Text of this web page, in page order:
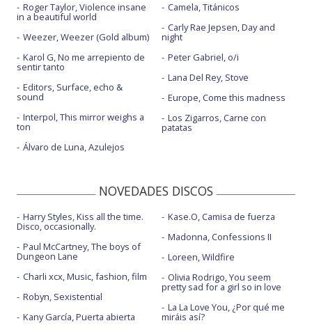
Roger Taylor, Violence insane
in a beautiful world
Weezer, Weezer (Gold album)
Karol G, No me arrepiento de
sentir tanto
Editors, Surface, echo &
sound
Interpol, This mirror weighs a
ton
Álvaro de Luna, Azulejos
Camela, Titánicos
Carly Rae Jepsen, Day and
night
Peter Gabriel, o/i
Lana Del Rey, Stove
Europe, Come this madness
Los Zigarros, Carne con
patatas
NOVEDADES DISCOS
Harry Styles, Kiss all the time.
Disco, occasionally.
Paul McCartney, The boys of
Dungeon Lane
Charli xcx, Music, fashion, film
Robyn, Sexistential
Kany García, Puerta abierta
Kase.O, Camisa de fuerza
Madonna, Confessions II
Loreen, Wildfire
Olivia Rodrigo, You seem
pretty sad for a girl so in love
La La Love You, ¿Por qué me
miráis así?